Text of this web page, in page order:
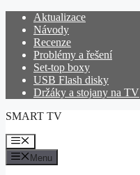
Přeskočit
obsah
Aktualizace
Návody
Recenze
Problémy a řešení
Set-top boxy
USB Flash disky
Držáky a stojany na TV
SMART TV
Menu
Menu